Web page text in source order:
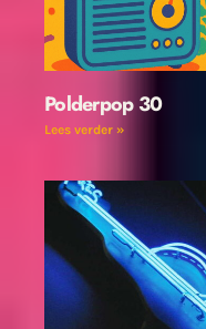
Polderpop 30
Lees verder »